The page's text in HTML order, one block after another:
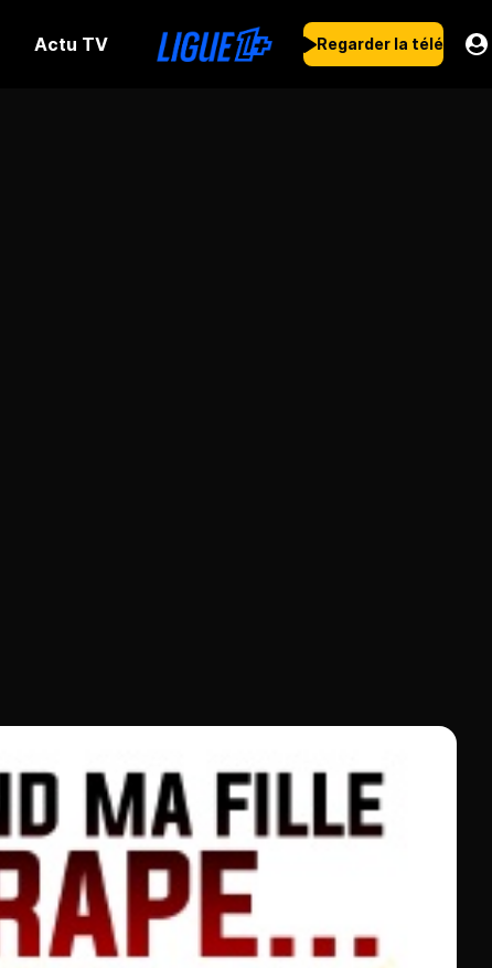
Actu TV Regarder la télé